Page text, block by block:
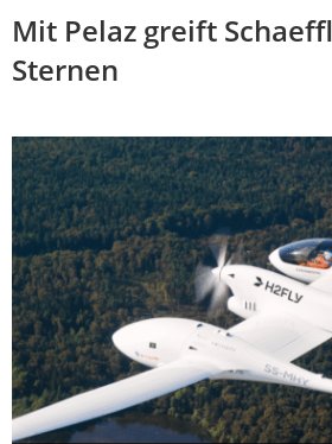
Mit Pelaz greift
Sternen